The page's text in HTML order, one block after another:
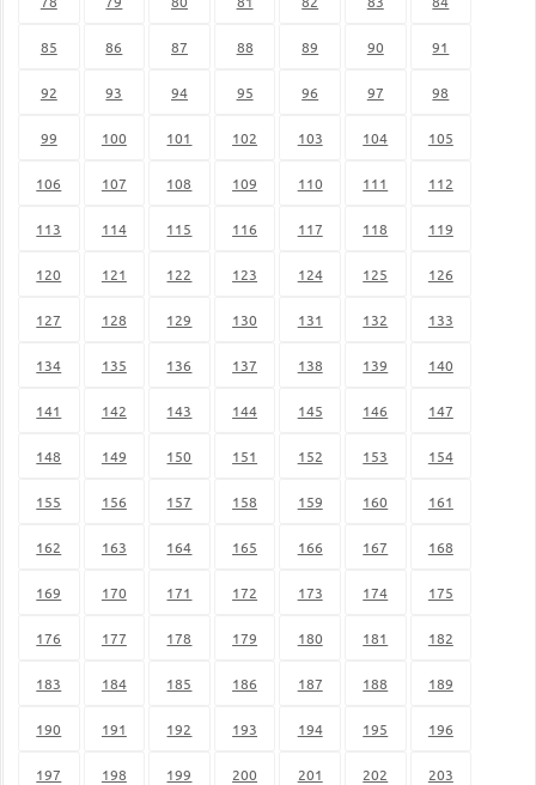
85 86 87 88 89 90 91
92 93 94 95 96 97 98
99 100 101 102 103 104 105
106 107 108 109 110 111 112
113 114 115 116 117 118 119
120 121 122 123 124 125 126
127 128 129 130 131 132 133
134 135 136 137 138 139 140
141 142 143 144 145 146 147
148 149 150 151 152 153 154
155 156 157 158 159 160 161
162 163 164 165 166 167 168
169 170 171 172 173 174 175
176 177 178 179 180 181 182
183 184 185 186 187 188 189
190 191 192 193 194 195 196
197 198 199 200 201 202 203